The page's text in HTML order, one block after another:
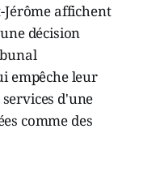
Jérôme affichent
décision
empêche leur
d'une
comme des